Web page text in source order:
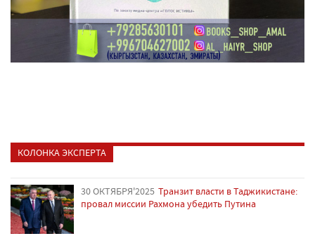
КОЛОНКА ЭКСПЕРТА
30 ОКТЯБРЯ'2025 Транзит власти в Таджикистане:
провал миссии Рахмона убедить Путина